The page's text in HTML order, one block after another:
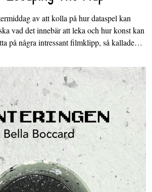
av att kolla på hur dataspel kan
vad det innebär att leka och hur konst kan
på några intressant filmklipp, så kallade…